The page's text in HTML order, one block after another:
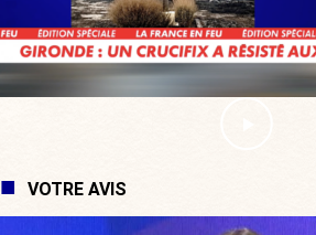
VOTRE AVIS